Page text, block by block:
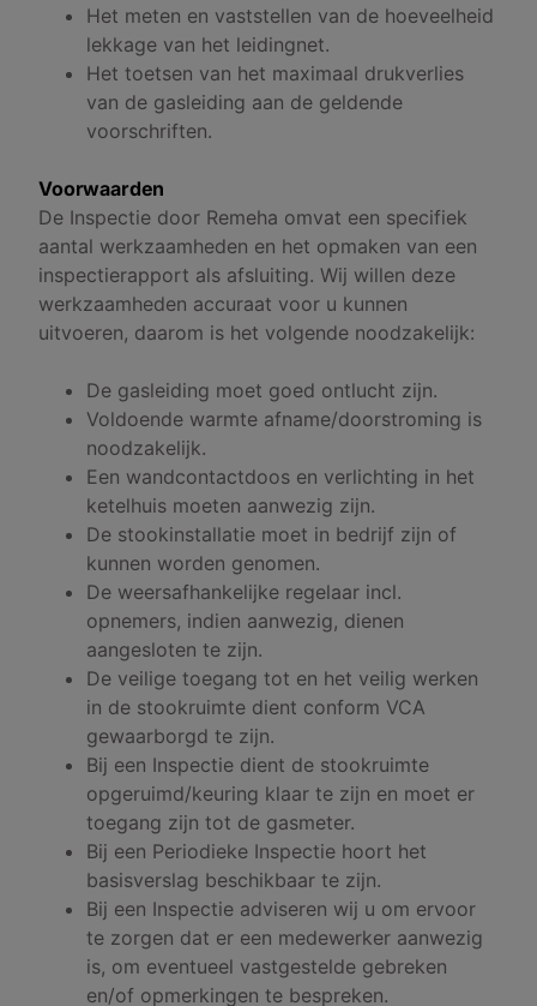
Het meten en vaststellen van de hoeveelheid
lekkage van het leidingnet.
Het toetsen van het maximaal drukverlies
van de gasleiding aan de geldende
voorschriften.
Voorwaarden
De Inspectie door Remeha omvat een specifiek
aantal werkzaamheden en het opmaken van een
inspectierapport als afsluiting. Wij willen deze
werkzaamheden accuraat voor u kunnen
uitvoeren, daarom is het volgende noodzakelijk:
De gasleiding moet goed ontlucht zijn.
Voldoende warmte afname/doorstroming is
noodzakelijk.
Een wandcontactdoos en verlichting in het
ketelhuis moeten aanwezig zijn.
De stookinstallatie moet in bedrijf zijn of
kunnen worden genomen.
De weersafhankelijke regelaar incl.
opnemers, indien aanwezig, dienen
aangesloten te zijn.
De veilige toegang tot en het veilig werken
in de stookruimte dient conform VCA
gewaarborgd te zijn.
Bij een Inspectie dient de stookruimte
opgeruimd/keuring klaar te zijn en moet er
toegang zijn tot de gasmeter.
Bij een Periodieke Inspectie hoort het
basisverslag beschikbaar te zijn.
Bij een Inspectie adviseren wij u om ervoor
te zorgen dat er een medewerker aanwezig
is, om eventueel vastgestelde gebreken
en/of opmerkingen te bespreken.